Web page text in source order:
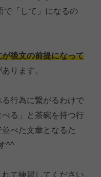
で「して」になるの
後文の前提になって
ります。
行為に繋がるわけで
る」と茶碗を持つ行
べた文章となるた
^^
て練習してください